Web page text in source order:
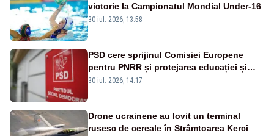
victorie la Campionatul Mondial Under-16
30 iul. 2026, 13:58
PSD cere sprijinul Comisiei Europene
pentru PNRR și protejarea educației și
sănătății
30 iul. 2026, 14:17
Drone ucrainene au lovit un terminal
rusesc de cereale în Strâmtoarea Kerci